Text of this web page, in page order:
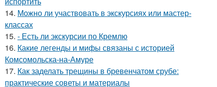
14. Можно ли участвовать в экскурсиях или мастер-
классах
15. - Есть ли экскурсии по Кремлю
16. Какие легенды и мифы связаны с историей
Комсомольска-на-Амуре
17. Как заделать трещины в бревенчатом срубе:
практические советы и материалы